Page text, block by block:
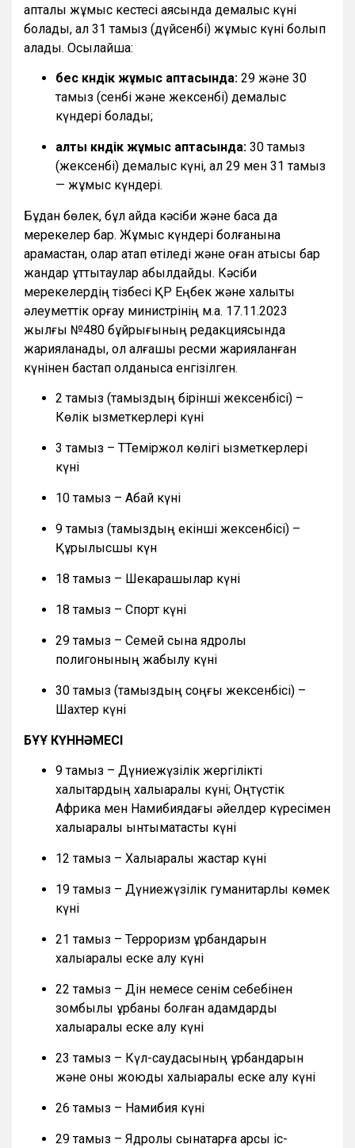
апталық жұмыс кестесі аясында демалыс күні
болады, ал 31 тамыз (дүйсенбі) жұмыс күні болып
қалады. Осылайша:
бес күндік жұмыс аптасында: 29 және 30
тамыз (сенбі және жексенбі) демалыс
күндері болады;
алты күндік жұмыс аптасында: 30 тамыз
(жексенбі) демалыс күні, ал 29 мен 31 тамыз
— жұмыс күндері.
Бұдан бөлек, бұл айда кәсіби және басқа да
мерекелер бар. Жұмыс күндері болғанына
қарамастан, олар атап өтіледі және оған қатысы бар
жандар құттықтаулар қабылдайды. Кәсіби
мерекелердің тізбесі ҚР Еңбек және халықты
әлеуметтік қорғау министрінің м.а. 17.11.2023
жылғы №480 бұйрығының редакциясында
жарияланады, ол алғашқы ресми жарияланған
күнінен бастап қолданысқа енгізілген.
2 тамыз (тамыздың бірінші жексенбісі) –
Көлік қызметкерлері күні
3 тамыз – ТТеміржол көлігі қызметкерлері
күні
10 тамыз – Абай күні
9 тамыз (тамыздың екінші жексенбісі) –
Құрылысшы күн
18 тамыз – Шекарашылар күні
18 тамыз – Спорт күні
29 тамыз – Семей сынақ ядролық
полигонының жабылу күні
30 тамыз (тамыздың соңғы жексенбісі) –
Шахтер күні
БҰҰ КҮННӘМЕСІ
9 тамыз – Дүниежүзілік жергілікті
халықтардың халықаралық күні; Оңтүстік
Африка мен Намибиядағы әйелдер күресімен
халықаралық ынтымақтастық күні
12 тамыз – Халықаралық жастар күні
19 тамыз – Дүниежүзілік гуманитарлық көмек
күні
21 тамыз – Терроризм құрбандарын
халықаралық еске алу күні
22 тамыз – Дін немесе сенім себебінен
зомбылық құрбаны болған адамдарды
халықаралық еске алу күні
23 тамыз – Күл-саудасының құрбандарын
және оны жоюды халықаралық еске алу күні
26 тамыз – Намибия күні
29 тамыз – Ядролық сынақтарға қарсы іс-